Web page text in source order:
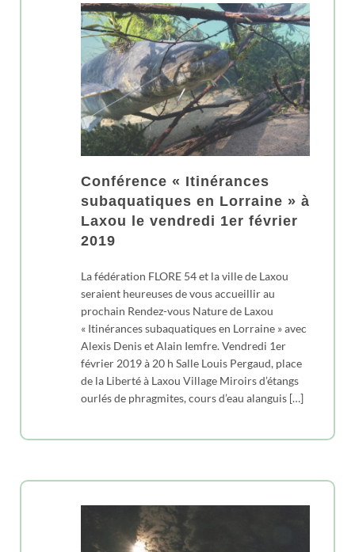
Conférence « Itinérances
subaquatiques en Lorraine » à
Laxou le vendredi 1er février
2019
La fédération FLORE 54 et la ville de Laxou
seraient heureuses de vous accueillir au
prochain Rendez-vous Nature de Laxou
« Itinérances subaquatiques en Lorraine » avec
Alexis Denis et Alain Iemfre. Vendredi 1er
février 2019 à 20 h Salle Louis Pergaud, place
de la Liberté à Laxou Village Miroirs d’étangs
ourlés de phragmites, cours d’eau alanguis […]